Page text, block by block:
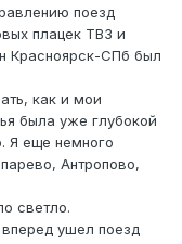
поезд
плацек ТВЗ и
Красноярск-СПб был
как и мои
была уже глубокой
Я еще немного
Антропово,
светло.
вперед ушел поезд